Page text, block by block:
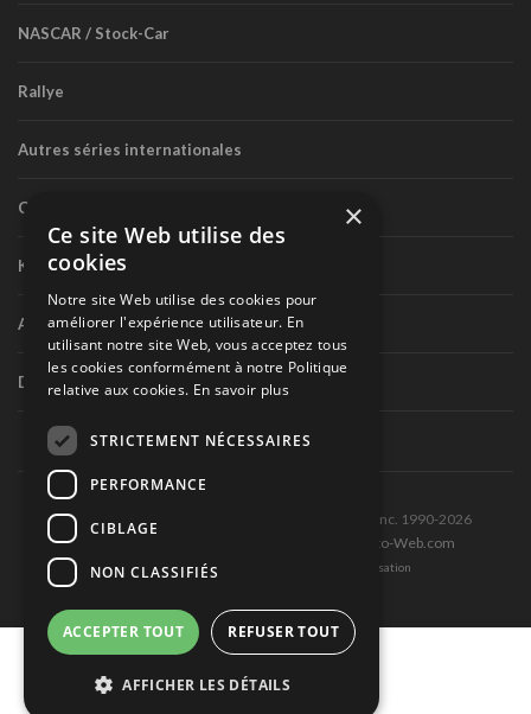
NASCAR / Stock-Car
Rallye
Autres séries internationales
Circuit routier canadien
Karting
Autres séries nationales
Divers
Tous droits réservés © Les Éditions Pole-Position inc. 1990-2026
Ce site est produit et hébergé par Montréal-Photo-Web.com
Politique de confidentialité et Conditions d’utilisation
×
Ce site Web utilise des
cookies
Notre site Web utilise des cookies pour
améliorer l'expérience utilisateur. En
utilisant notre site Web, vous acceptez tous
les cookies conformément à notre Politique
relative aux cookies. En savoir plus
STRICTEMENT NÉCESSAIRES
PERFORMANCE
CIBLAGE
NON CLASSIFIÉS
ACCEPTER TOUT REFUSER TOUT
AFFICHER LES DÉTAILS